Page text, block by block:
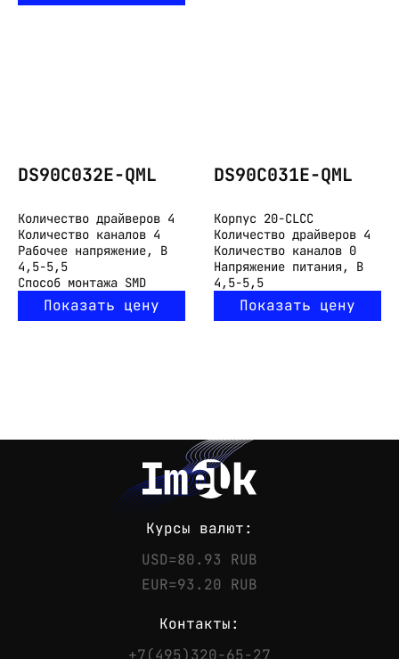
DS90C032E-QML
Количество драйверов 4
Количество каналов 4
Рабочее напряжение, В
4,5-5,5
Способ монтажа SMD
Показать цену
DS90C031E-QML
Корпус 20-CLCC
Количество драйверов 4
Количество каналов 0
Напряжение питания, В
4,5-5,5
Показать цену
Курсы валют:
USD=80.93 RUB
EUR=93.20 RUB
Контакты:
+7(495)320-65-27